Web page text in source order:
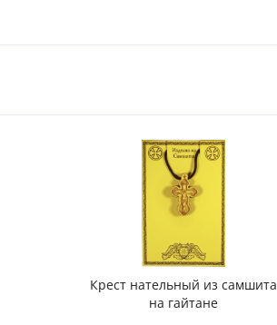
Крест нательный из самшита
на гайтане